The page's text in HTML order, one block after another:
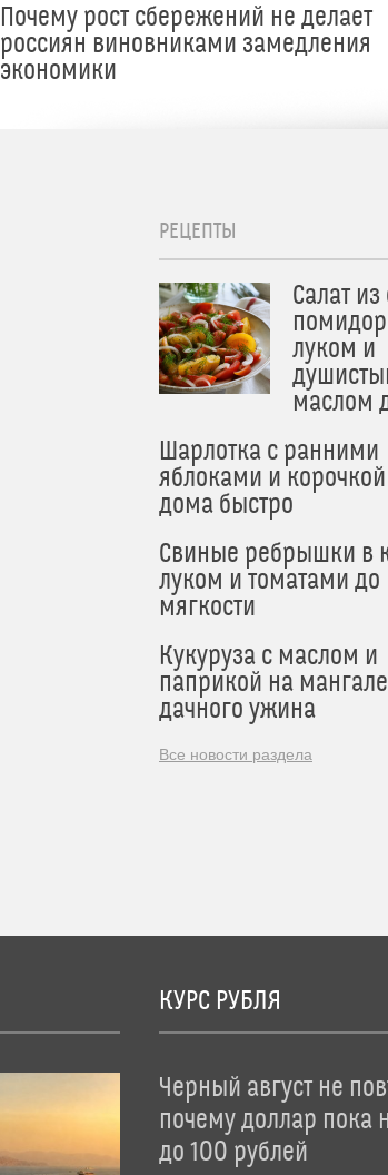
Почему рост сбережений не делает
россиян виновниками замедления
экономики
РЕЦЕПТЫ
Салат
луком и
маслом
Шарлотка с ранними
яблоками и
дома быстро
Свиные ребрышки в
луком и томатами до
мягкости
Кукуруза с маслом и
паприкой на
дачного ужина
Все новости раздела
КУРС РУБЛЯ
Черный август не
почему доллар пока
до 100 рублей